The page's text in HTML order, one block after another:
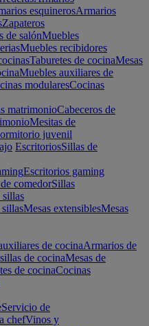
esquinerosArmarios
Zapateros
de salónMuebles
Muebles recibidores
Taburetes de cocinaMesas
Muebles auxiliares de
modularesCocinas
matrimonioCabeceros de
Mesitas de
juvenil
EscritoriosSillas de
Escritorios gaming
comedorSillas
sillas
Mesas extensiblesMesas
de cocinaArmarios de
de cocinaMesas de
de cocinaCocinas
Servicio de
chefVinos y